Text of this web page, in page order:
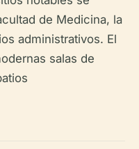
de Medicina, la
administrativos. El
salas de